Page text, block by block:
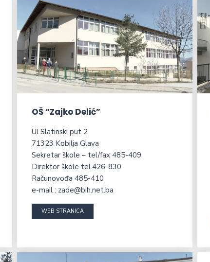
OŠ “Zajko Delić”
Ul Slatinski put 2
71323 Kobilja Glava
Sekretar škole – tel/fax 485-409
Direktor škole tel.426-830
Računovođa 485-410
e-mail : zade@bih.net.ba
WEB STRANICA